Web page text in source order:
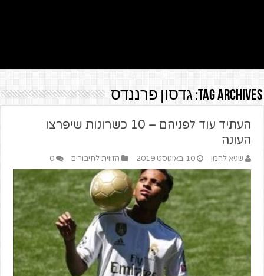
Tag Archives: גדסון פרננדס
העתיד עוד לפניהם – 10 כשרונות שיפרצו
העונה
שגיא להמן 10 באוגוסט 2019 הזווית לחיבורים 0